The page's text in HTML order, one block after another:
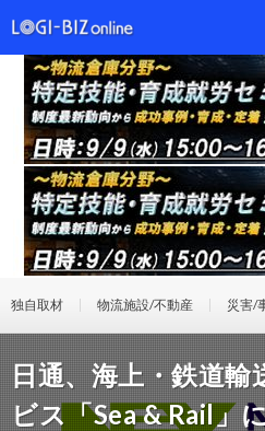
独自取材 物流施設/不動産 災害/
日通、海上・鉄道輸
ビス「Sea & Rail」